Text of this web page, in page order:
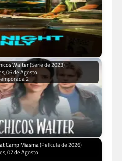
Walter(Serie de 2023)
06 de Agosto
2
Camp Miasma(Película de 2026)
07 de Agosto